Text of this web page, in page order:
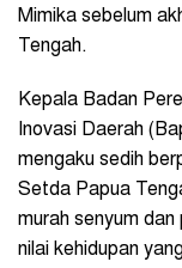
Mimika sebelum
Tengah.
Kepala Badan
Inovasi Daerah
mengaku sedih
Setda Papua
murah senyum dan
nilai kehidupan